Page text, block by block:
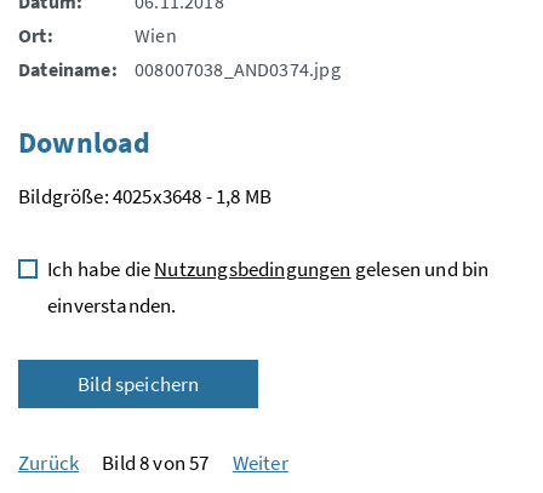
Ort:
Wien
Dateiname:
008007038_AND0374.jpg
Download
Bildgröße: 4025x3648 - 1,8 MB
Ich habe dieNutzungsbedingungen gelesen und bin
einverstanden.
Bild speichern
Zurück Bild 8 von 57 Weiter